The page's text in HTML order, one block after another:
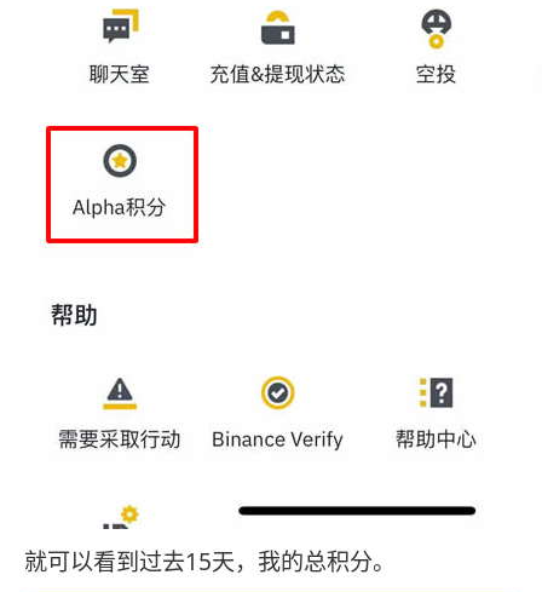
就可以看到过去15天，我的总积分。